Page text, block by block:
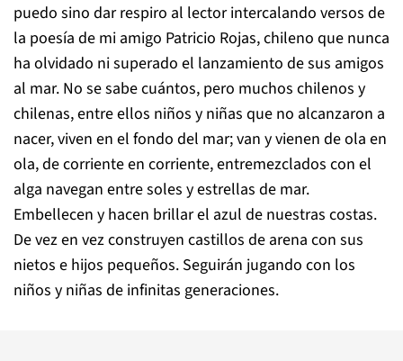
puedo sino dar respiro al lector intercalando versos de
la poesía de mi amigo Patricio Rojas, chileno que nunca
ha olvidado ni superado el lanzamiento de sus amigos
al mar. No se sabe cuántos, pero muchos chilenos y
chilenas, entre ellos niños y niñas que no alcanzaron a
nacer, viven en el fondo del mar; van y vienen de ola en
ola, de corriente en corriente, entremezclados con el
alga navegan entre soles y estrellas de mar.
Embellecen y hacen brillar el azul de nuestras costas.
De vez en vez construyen castillos de arena con sus
nietos e hijos pequeños. Seguirán jugando con los
niños y niñas de infinitas generaciones.